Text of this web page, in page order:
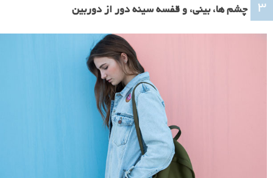
۳ چشم ها، بینی، و قفسه سینه دور از دوربین